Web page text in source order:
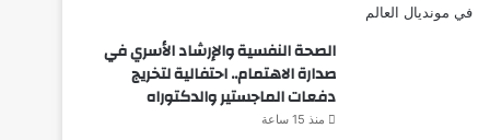
الصحة النفسية والإرشاد الأسري في
صدارة الاهتمام.. احتفالية لتخريج
دفعات الماجستير والدكتوراه
منذ 15 ساعة